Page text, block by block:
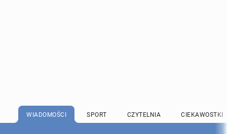
WIADOMOŚCI SPORT CZYTELNIA CIEKAWOSTKI